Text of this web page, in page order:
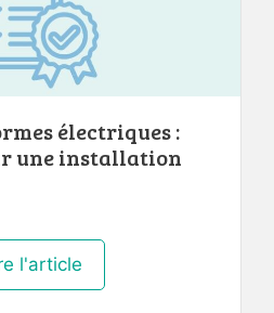
électriques :
une installation
l'article